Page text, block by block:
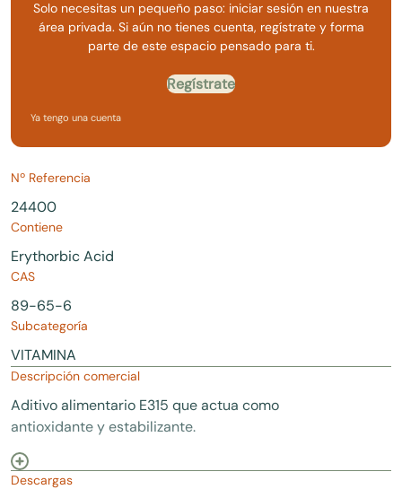
Solo necesitas un pequeño paso: iniciar sesión en nuestra
área privada. Si aún no tienes cuenta, regístrate y forma
parte de este espacio pensado para ti.
Regístrate
Ya tengo una cuenta
Nº Referencia
24400
Contiene
Erythorbic Acid
CAS
89-65-6
Subcategoría
VITAMINA
Descripción comercial
Aditivo alimentario E315 que actua como
antioxidante y estabilizante.
Descargas